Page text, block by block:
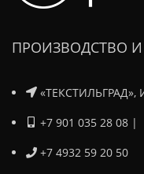
ПРОИЗВОДСТВО
«ТЕКСТИЛЬГРАД»,
+7 901 035 28 08 |
+7 4932 59 20 50